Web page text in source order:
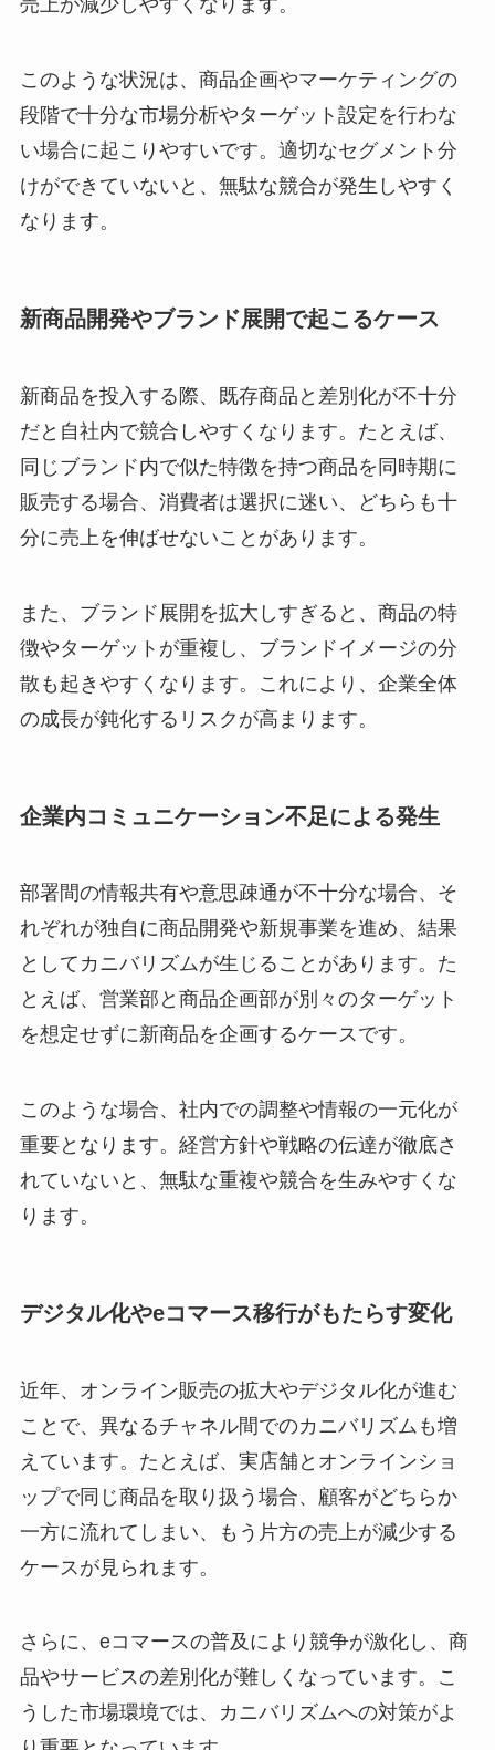
売上が減少しやすくなります。
このような状況は、商品企画やマーケティングの
段階で十分な市場分析やターゲット設定を行わな
い場合に起こりやすいです。適切なセグメント分
けができていないと、無駄な競合が発生しやすく
なります。
新商品開発やブランド展開で起こるケース
新商品を投入する際、既存商品と差別化が不十分
だと自社内で競合しやすくなります。たとえば、
同じブランド内で似た特徴を持つ商品を同時期に
販売する場合、消費者は選択に迷い、どちらも十
分に売上を伸ばせないことがあります。
また、ブランド展開を拡大しすぎると、商品の特
徴やターゲットが重複し、ブランドイメージの分
散も起きやすくなります。これにより、企業全体
の成長が鈍化するリスクが高まります。
企業内コミュニケーション不足による発生
部署間の情報共有や意思疎通が不十分な場合、そ
れぞれが独自に商品開発や新規事業を進め、結果
としてカニバリズムが生じることがあります。た
とえば、営業部と商品企画部が別々のターゲット
を想定せずに新商品を企画するケースです。
このような場合、社内での調整や情報の一元化が
重要となります。経営方針や戦略の伝達が徹底さ
れていないと、無駄な重複や競合を生みやすくな
ります。
デジタル化やeコマース移行がもたらす変化
近年、オンライン販売の拡大やデジタル化が進む
ことで、異なるチャネル間でのカニバリズムも増
えています。たとえば、実店舗とオンラインショ
ップで同じ商品を取り扱う場合、顧客がどちらか
一方に流れてしまい、もう片方の売上が減少する
ケースが見られます。
さらに、eコマースの普及により競争が激化し、商
品やサービスの差別化が難しくなっています。こ
うした市場環境では、カニバリズムへの対策がよ